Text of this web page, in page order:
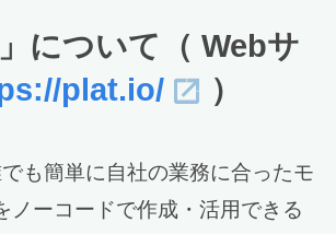
について（ Webサ
plat.io/ ）
も簡単に自社の業務に合ったモ
ノーコードで作成・活用できる